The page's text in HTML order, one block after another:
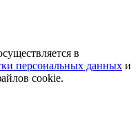
в
персональных данных и
cookie.